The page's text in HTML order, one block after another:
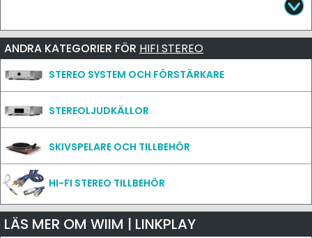
ANDRA KATEGORIER FÖR HIFI STEREO
STEREO SYSTEM OCH FÖRSTÄRKARE
STEREOLJUDKÄLLOR
SKIVSPELARE OCH TILLBEHÖR
HI-FI STEREO TILLBEHÖR
LÄS MER OM WIIM | LINKPLAY